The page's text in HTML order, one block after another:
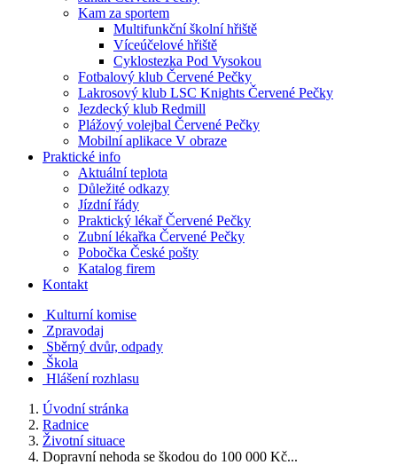
Kam za sportem
Multifunkční školní hřiště
Víceúčelové hřiště
Cyklostezka Pod Vysokou
Fotbalový klub Červené Pečky
Lakrosový klub LSC Knights Červené Pečky
Jezdecký klub Redmill
Plážový volejbal Červené Pečky
Mobilní aplikace V obraze
Praktické info
Aktuální teplota
Důležité odkazy
Jízdní řády
Praktický lékař Červené Pečky
Zubní lékařka Červené Pečky
Pobočka České pošty
Katalog firem
Kontakt
Kulturní komise
Zpravodaj
Sběrný dvůr, odpady
Škola
Hlášení rozhlasu
Úvodní stránka
Radnice
Životní situace
Dopravní nehoda se škodou do 100 000 Kč...